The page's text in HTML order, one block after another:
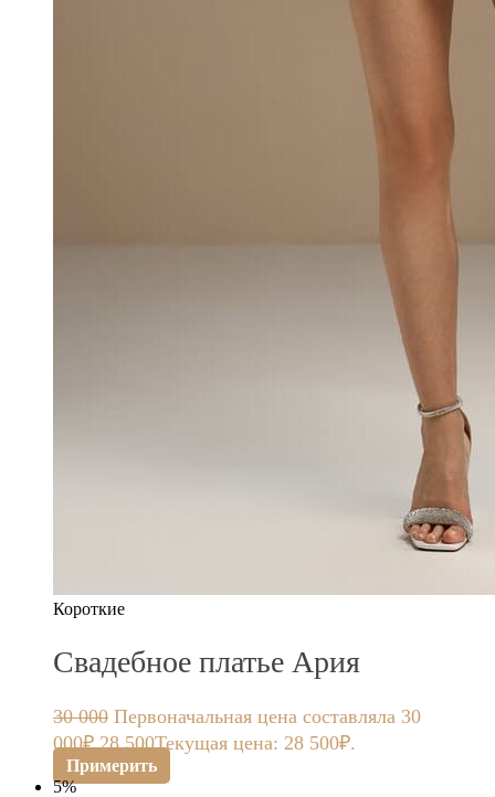
Короткие
Свадебное платье Ария
30 000 Первоначальная цена составляла 30
000₽.28 500Текущая цена: 28 500₽.
Примерить
5%